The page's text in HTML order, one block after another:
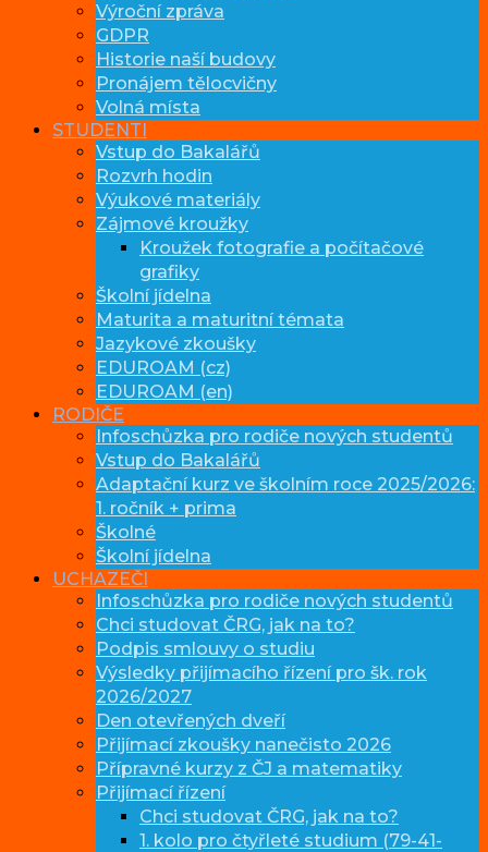
Výroční zpráva
GDPR
Historie naší budovy
Pronájem tělocvičny
Volná místa
STUDENTI
Vstup do Bakalářů
Rozvrh hodin
Výukové materiály
Zájmové kroužky
Kroužek fotografie a počítačové
grafiky
Školní jídelna
Maturita a maturitní témata
Jazykové zkoušky
EDUROAM (cz)
EDUROAM (en)
RODIČE
Infoschůzka pro rodiče nových studentů
Vstup do Bakalářů
Adaptační kurz ve školním roce 2025/2026:
1. ročník + prima
Školné
Školní jídelna
UCHAZEČI
Infoschůzka pro rodiče nových studentů
Chci studovat ČRG, jak na to?
Podpis smlouvy o studiu
Výsledky přijímacího řízení pro šk. rok
2026/2027
Den otevřených dveří
Přijímací zkoušky nanečisto 2026
Přípravné kurzy z ČJ a matematiky
Přijímací řízení
Chci studovat ČRG, jak na to?
1. kolo pro čtyřleté studium (79-41-